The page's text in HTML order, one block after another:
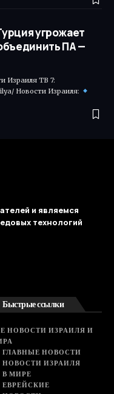
угрожает
ПА —
Израиля ТВ 7:
Новости Израиля:
и являемся
технологий
Быстрые ссылки
НОВОСТИ ИЗРАИЛЯ И
ГЛАВНЫЕ НОВОСТИ
НОВОСТИ ИЗРАИЛЯ
В МИРЕ
ЕВРЕЙСКИЕ